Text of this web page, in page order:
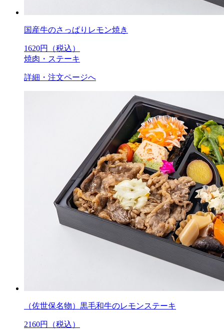
国産牛のさっぱりレモン焼き
1620円（税込）
焼肉・ステーキ
詳細・注文ページへ
（佐世保名物）黒毛和牛のレモンステーキ
2160円（税込）